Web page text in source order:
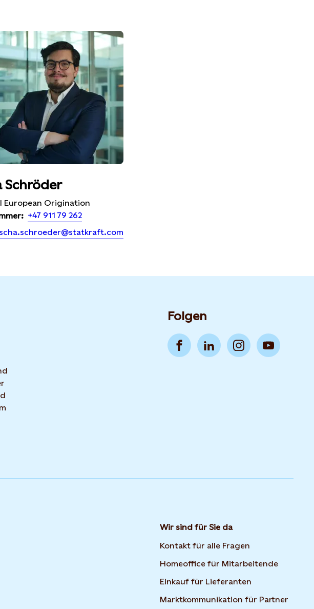
Schröder
European Origination
+47 911 79 262
Folgen
Wir sind für Sie da
Kontakt für alle Fragen
Homeoffice für Mitarbeitende
Einkauf für Lieferanten
Marktkommunikation für Partner